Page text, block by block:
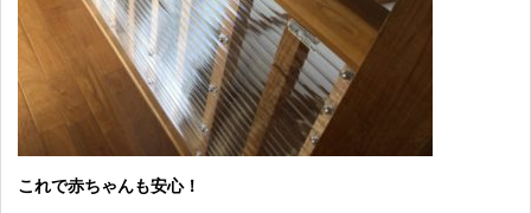
これで赤ちゃんも安心！